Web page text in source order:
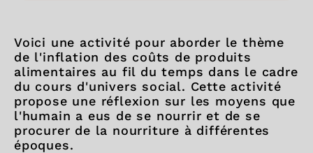
Voici une activité pour aborder le thème
de l'inflation des coûts de produits
alimentaires au fil du temps dans le cadre
du cours d'univers social. Cette activité
propose une réflexion sur les moyens que
l'humain a eus de se nourrir et de se
procurer de la nourriture à différentes
époques.